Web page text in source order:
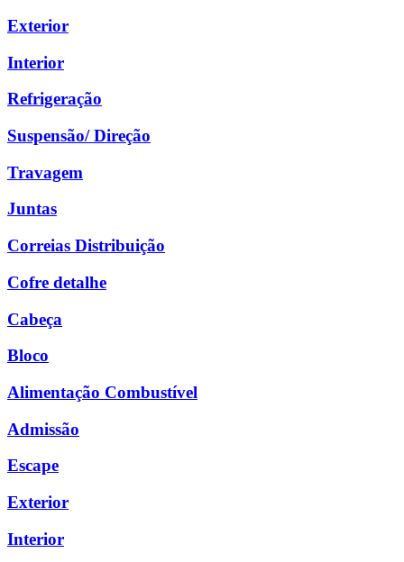
Exterior
Interior
Refrigeração
Suspensão/ Direção
Travagem
Juntas
Correias Distribuição
Cofre detalhe
Cabeça
Bloco
Alimentação Combustível
Admissão
Escape
Exterior
Interior